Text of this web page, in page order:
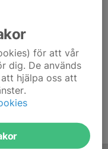
för att vår
dig. De används
hjälpa oss att